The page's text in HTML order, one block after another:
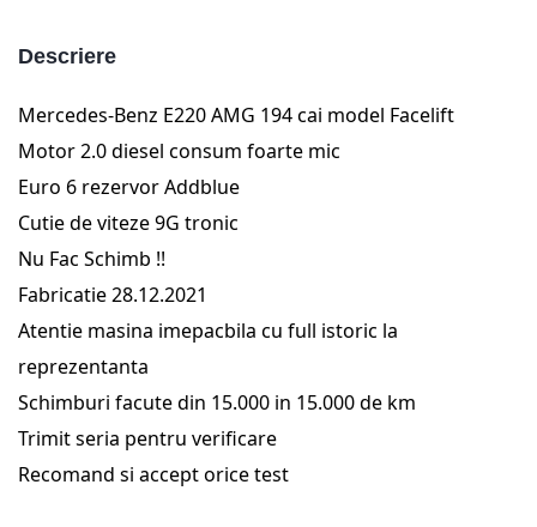
Descriere
Mercedes-Benz E220 AMG 194 cai model Facelift
Motor 2.0 diesel consum foarte mic
Euro 6 rezervor Addblue
Cutie de viteze 9G tronic
Nu Fac Schimb !!
Fabricatie 28.12.2021
Atentie masina imepacbila cu full istoric la
reprezentanta
Schimburi facute din 15.000 in 15.000 de km
Trimit seria pentru verificare
Recomand si accept orice test